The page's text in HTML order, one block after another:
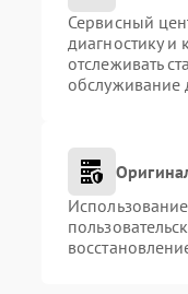
Сервисный
диагностику и
отслеживать
обслуживание